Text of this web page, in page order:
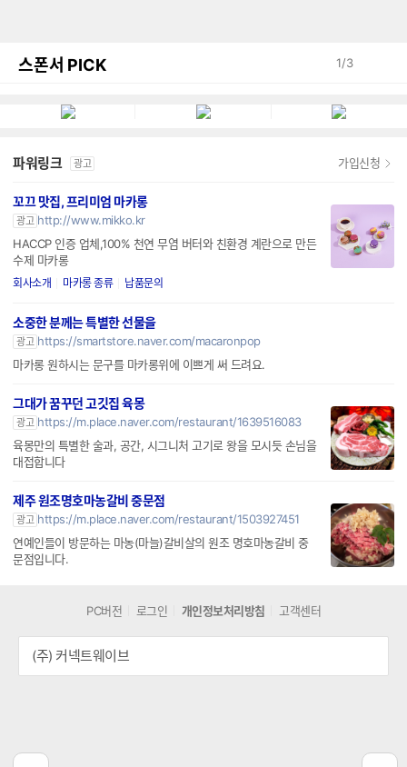
스폰서 PICK 1/3
파워링크 광고 가입신청
꼬끄 맛집, 프리미엄 마카롱
광고 http://www.mikko.kr
HACCP 인증 업체,100% 천연 무염 버터와 친환경 계란으로 만든
수제 마카롱
회사소개 마카롱 종류 납품문의
소중한 분께는 특별한 선물을
광고 https://smartstore.naver.com/macaronpop
마카롱 원하시는 문구를 마카롱위에 이쁘게 써 드려요.
그대가 꿈꾸던 고깃집 육몽
광고 https://m.place.naver.com/restaurant/1639516083
육몽만의 특별한 술과, 공간, 시그니처 고기로 왕을 모시듯 손님을
대접합니다
제주 원조명호마농갈비 중문점
광고 https://m.place.naver.com/restaurant/1503927451
연예인들이 방문하는 마농(마늘)갈비살의 원조 명호마농갈비 중
문점입니다.
PC버전 로그인 개인정보처리방침 고객센터
(주) 커넥트웨이브